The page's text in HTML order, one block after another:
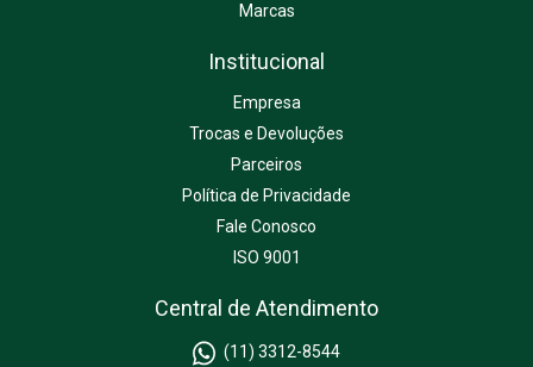
Marcas
Institucional
Empresa
Trocas e Devoluções
Parceiros
Política de Privacidade
Fale Conosco
ISO 9001
Central de Atendimento
(11) 3312-8544